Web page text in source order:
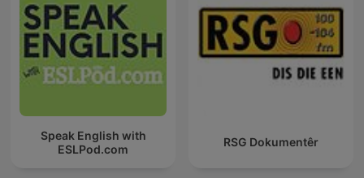
Speak English with
ESLPod.com
RSG Dokumentêr